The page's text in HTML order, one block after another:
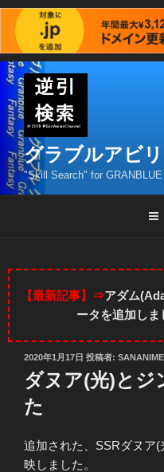
コ
ン
テ
ン
へ
ス
グラブルアビ
"Skill Search" for
【最新記事】⇒アダム
ータを追加しま
投
日:
2020年1月17日 投稿者:
ダヌア(光)とジ
た
追加された、SSRダヌア
映しました。